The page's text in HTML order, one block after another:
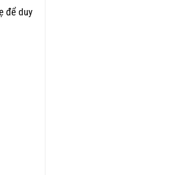
để duy